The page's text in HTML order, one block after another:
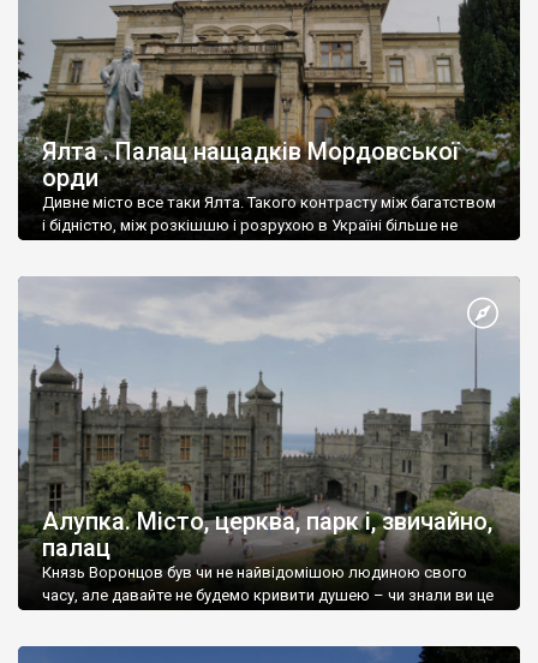
Ялта . Палац нащадків Мордовської
орди
Дивне місто все таки Ялта. Такого контрасту між багатством
і бідністю, між розкішшю і розрухою в Україні більше не
Алупка. Місто, церква, парк і, звичайно,
палац
Князь Воронцов був чи не найвідомішою людиною свого
часу, але давайте не будемо кривити душею – чи знали ви це